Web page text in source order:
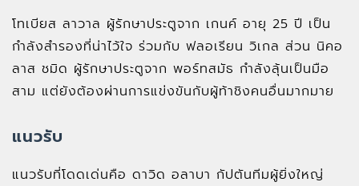
โทเบียส ลาวาล ผู้รักษาประตูจาก เกนค์ อายุ 25 ปี เป็น
กำลังสำรองที่น่าไว้ใจ ร่วมกับ ฟลอเรียน วิเกล ส่วน นิคอ
ลาส ชมิด ผู้รักษาประตูจาก พอร์ทสมัธ กำลังลุ้นเป็นมือ
สาม แต่ยังต้องผ่านการแข่งขันกับผู้ท้าชิงคนอื่นมากมาย
แนวรับ
แนวรับที่โดดเด่นคือ ดาวิด อลาบา กัปตันทีมผู้ยิ่งใหญ่